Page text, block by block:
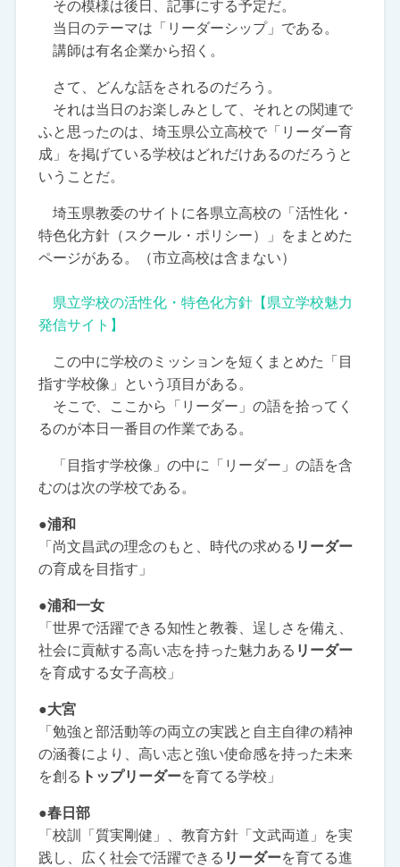
その模様は後日、記事にする予定だ。
当日のテーマは「リーダーシップ」である。
講師は有名企業から招く。
さて、どんな話をされるのだろう。
それは当日のお楽しみとして、それとの関連で
ふと思ったのは、埼玉県公立高校で「リーダー育
成」を掲げている学校はどれだけあるのだろうと
いうことだ。
埼玉県教委のサイトに各県立高校の「活性化・
特色化方針（スクール・ポリシー）」をまとめた
ページがある。（市立高校は含まない）
県立学校の活性化・特色化方針【県立学校魅力
発信サイト】
この中に学校のミッションを短くまとめた「目
指す学校像」という項目がある。
そこで、ここから「リーダー」の語を拾ってく
るのが本日一番目の作業である。
「目指す学校像」の中に「リーダー」の語を含
むのは次の学校である。
●浦和
「尚文昌武の理念のもと、時代の求める リーダー
の育成を目指す」
●浦和一女
「世界で活躍できる知性と教養、逞しさを備え、
社会に貢献する高い志を持った魅力ある リーダー
を育成する女子高校」
●大宮
「勉強と部活動等の両立の実践と自主自律の精神
の涵養により、高い志と強い使命感を持った未来
を創る トップリーダーを育てる学校」
●春日部
「校訓「質実剛健」、教育方針「文武両道」を実
践し、広く社会で活躍できる リーダーを育てる進